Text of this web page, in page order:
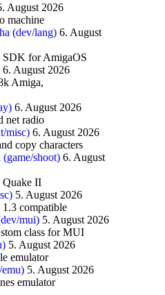
August 2026
machine
(dev/lang) 6. August
SDK for AmigaOS
6. August 2026
Amiga,
6. August 2026
net radio
misc) 6. August 2026
copy characters
shoot) 6. August
Quake II
5. August 2026
compatible
mui) 5. August 2026
class for MUI
5. August 2026
emulator
5. August 2026
emulator